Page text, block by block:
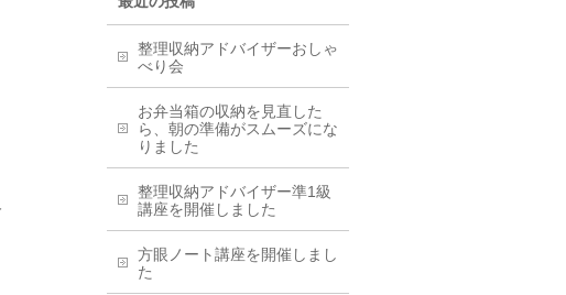
整理収納アドバイザーおしゃ
べり会
お弁当箱の収納を見直した
ら、朝の準備がスムーズにな
りました
整理収納アドバイザー準1級
講座を開催しました
方眼ノート講座を開催しまし
た